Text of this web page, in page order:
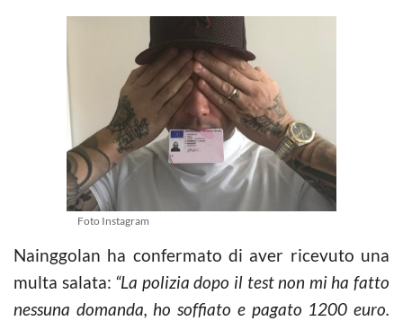
Foto Instagram
Nainggolan ha confermato di aver ricevuto una
multa salata: “La polizia dopo il test non mi ha fatto
nessuna domanda, ho soffiato e pagato 1200 euro.